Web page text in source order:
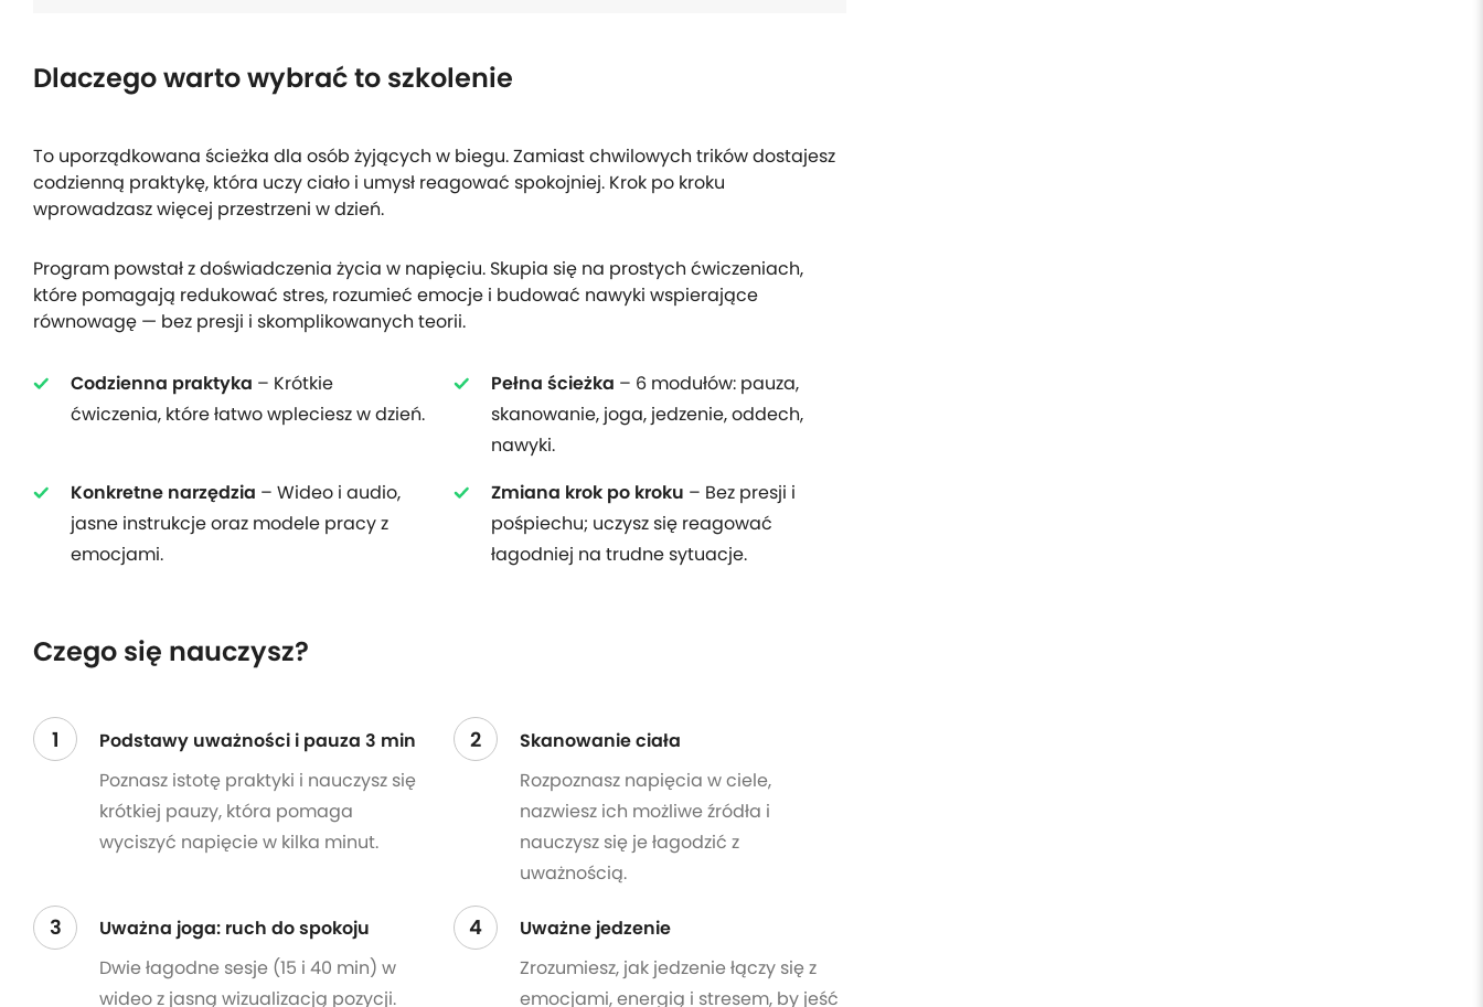
Dlaczego warto wybrać to szkolenie
To uporządkowana ścieżka dla osób żyjących w biegu. Zamiast chwilowych trików dostajesz
codzienną praktykę, która uczy ciało i umysł reagować spokojniej. Krok po kroku
wprowadzasz więcej przestrzeni w dzień.
Program powstał z doświadczenia życia w napięciu. Skupia się na prostych ćwiczeniach,
które pomagają redukować stres, rozumieć emocje i budować nawyki wspierające
równowagę — bez presji i skomplikowanych teorii.
Codzienna praktyka – Krótkie
ćwiczenia, które łatwo wpleciesz w dzień.
Pełna ścieżka – 6 modułów: pauza,
skanowanie, joga, jedzenie, oddech,
nawyki.
Konkretne narzędzia – Wideo i audio,
jasne instrukcje oraz modele pracy z
emocjami.
Zmiana krok po kroku – Bez presji i
pośpiechu; uczysz się reagować
łagodniej na trudne sytuacje.
Czego się nauczysz?
1
Podstawy uważności i pauza 3 min
Poznasz istotę praktyki i nauczysz się
krótkiej pauzy, która pomaga
wyciszyć napięcie w kilka minut.
2
Skanowanie ciała
Rozpoznasz napięcia w ciele,
nazwiesz ich możliwe źródła i
nauczysz się je łagodzić z
uważnością.
3
Uważna joga: ruch do spokoju
Dwie łagodne sesje (15 i 40 min) w
wideo z jasną wizualizacją pozycji.
4
Uważne jedzenie
Zrozumiesz, jak jedzenie łączy się z
emocjami, energią i stresem, by jeść